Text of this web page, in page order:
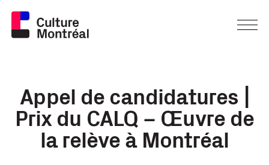
Appel de candidatures |
Prix du CALQ – Œuvre de
la relève à Montréal